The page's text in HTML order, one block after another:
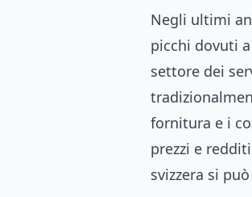
Negli ultimi
picchi dovuti a
settore dei
fornitura e i
prezzi e
svizzera si